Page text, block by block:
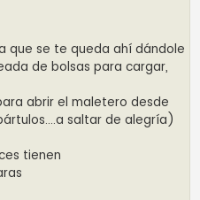
que se te queda ahí dándole
de bolsas para cargar,
abrir el maletero desde
saltar de alegría)
tienen